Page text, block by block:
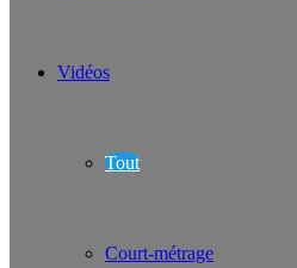
Vidéos
Tout
Court-métrage